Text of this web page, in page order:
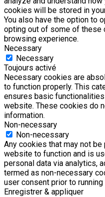
cookies will be stored in
You also have the option to
opting out of some of these
browsing experience.
Necessary
Necessary
Toujours activé
Necessary cookies are
to function properly. This
ensures basic
website. These cookies do
information.
Non-necessary
Non-necessary
Any cookies that may not
website to function and is
personal data via analytics,
termed as non-necessary
user consent prior to
Enregistrer & appliquer